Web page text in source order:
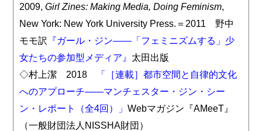
2009,Girl Zines: Making Media, Doing Feminism,
New York: New York University Press.＝2011 野中
モモ訳
『ガール・ジン――「フェミニズムする」少
女たちの参加型メディア』 太田出版
◇村上潔 2018
「［連載］都市空間と自律的文化
へのアプローチ――マンチェスター・ジン・シー
ン・レポート（全4回）」Webマガジン『AMeeT』
（一般財団法人NISSHA財団）